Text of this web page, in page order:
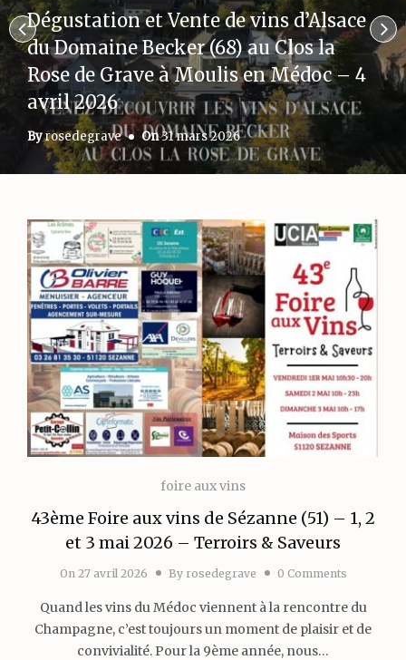
Dégustation et Vente de vins d’Alsace
du Domaine Becker (68) au Clos la
Rose de Grave à Moulis en Médoc – 4
avril 2026
Byrosedegrave On31 mars 2026
foire aux vins
43ème Foire aux vins de Sézanne (51) – 1, 2
et 3 mai 2026 – Terroirs & Saveurs
On 27 avril 2026 By rosedegrave 0 Comments
Quand les vins du Médoc viennent à la rencontre du
Champagne, c’est toujours un moment de plaisir et de
convivialité. Pour la 9ème année, nous…